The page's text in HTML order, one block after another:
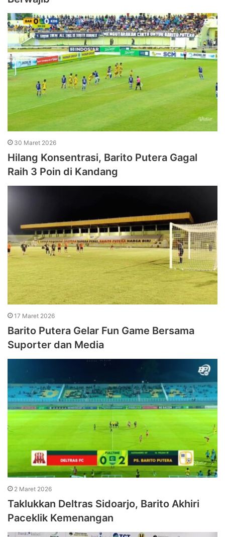
30 Maret 2026
Hilang Konsentrasi, Barito Putera Gagal
Raih 3 Poin di Kandang
17 Maret 2026
Barito Putera Gelar Fun Game Bersama
Suporter dan Media
2 Maret 2026
Taklukkan Deltras Sidoarjo, Barito Akhiri
Paceklik Kemenangan